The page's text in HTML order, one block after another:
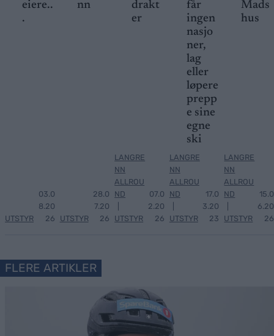
eiere..
.
UTSTYR
03.0
8.20
26
nn
UTSTYR
28.0
7.20
26
drakt
er
LANGRE
NN
ALLROU
ND
UTSTYR
07.0
2.20
26
får
ingen
nasjo
ner,
lag
eller
løpere
prepp
e sine
egne
ski
LANGRE
NN
ALLROU
ND
UTSTYR
17.0
3.20
23
Mads
hus
LANGRE
NN
ALLROU
ND
UTSTYR
15.0
6.20
26
FLERE ARTIKLER